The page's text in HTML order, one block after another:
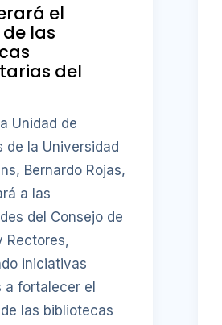
el
las
del
Unidad de
de la Universidad
Bernardo Rojas,
a las
del Consejo de
Rectores,
iniciativas
a fortalecer el
las bibliotecas